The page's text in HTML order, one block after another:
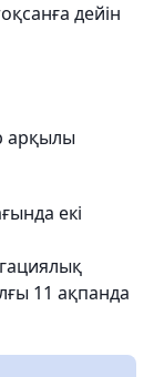
дейін
арқылы
екі
11 ақпанда